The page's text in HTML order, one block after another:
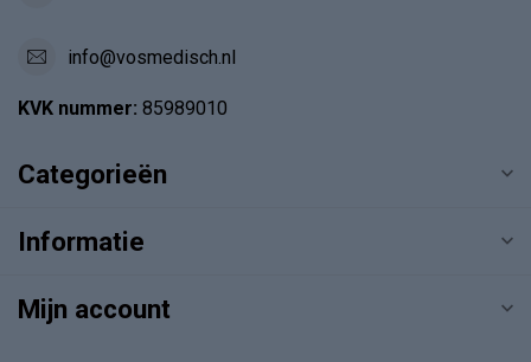
info@vosmedisch.nl
KVK nummer: 85989010
Categorieën
Informatie
Mijn account